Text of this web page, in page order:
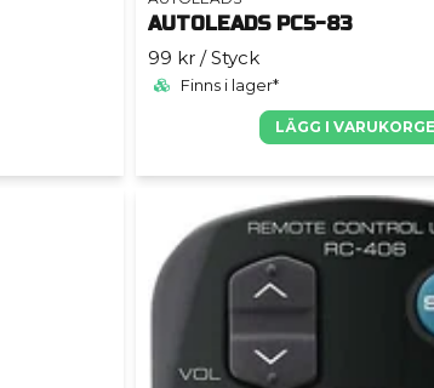
AUTOLEADS PC5-83
99 kr / Styck
Finns i lager*
LÄGG I